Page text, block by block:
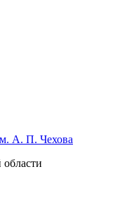
А. П. Чехова
области